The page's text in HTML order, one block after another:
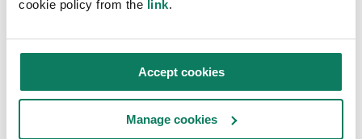
cookie policy from the link.
Accept cookies
Manage cookies
omkostningsbesparelser og nye
Brandforbedring:Åben deling af EPD'er kan
forbedre dit brands image og styrke
forbrugernes tillid og loyalitet. Det
positionerer din virksomhed som en